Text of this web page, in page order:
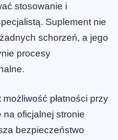
stosowanie i
Suplement nie
schorzeń, a jego
procesy
płatności przy
oficjalnej stronie
bezpieczeństwo